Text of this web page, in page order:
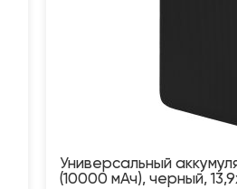
Универсальный
(10000 мАч), черный,